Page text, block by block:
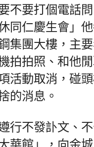
不要打個電話
同仁慶生會」
集團大樓，主
拍拍照、和他
活動取消，碰
的消息。
行不發訃文、
華館」，向金